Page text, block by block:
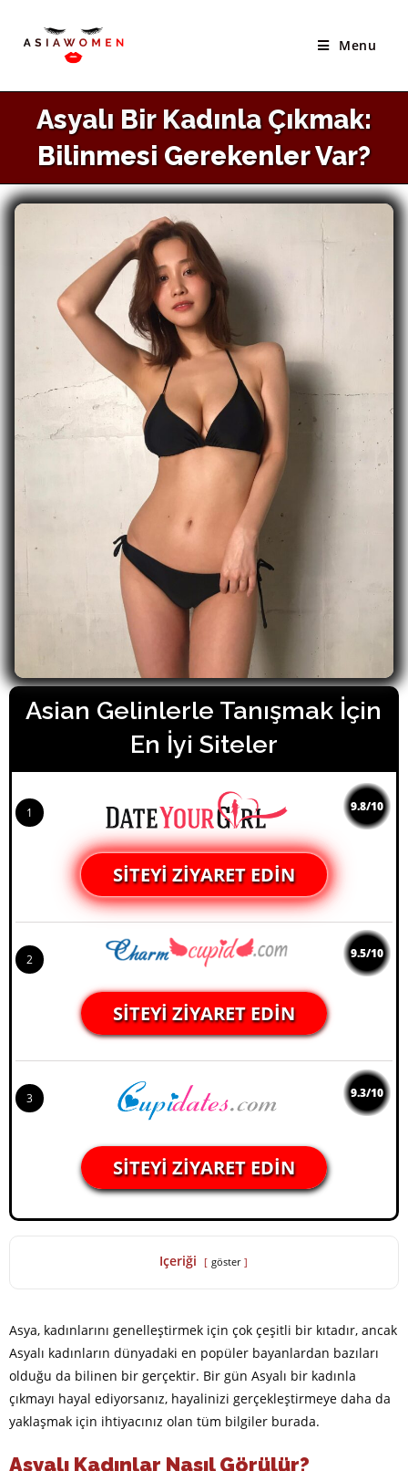
Menu
Asyalı Bir Kadınla Çıkmak:
Bilinmesi Gerekenler Var?
Asian Gelinlerle Tanışmak İçin
En İyi Siteler
1 9.8/10
SITEYI ZIYARET EDIN
2 9.5/10
SITEYI ZIYARET EDIN
3 9.3/10
SITEYI ZIYARET EDIN
Içeriği göster
Asya, kadınlarını genelleştirmek için çok çeşitli bir kıtadır, ancak
Asyalı kadınların dünyadaki en popüler bayanlardan bazıları
olduğu da bilinen bir gerçektir. Bir gün Asyalı bir kadınla
çıkmayı hayal ediyorsanız, hayalinizi gerçekleştirmeye daha da
yaklaşmak için ihtiyacınız olan tüm bilgiler burada.
Asyalı Kadınlar Nasıl Görülür?